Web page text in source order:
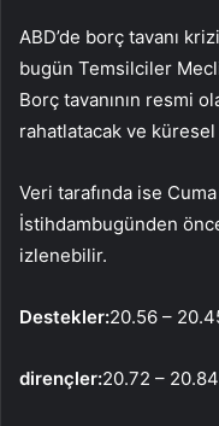
ABD’de borç tavanı
bugün Temsilciler
Borç tavanının resmi
rahatlatacak ve
Veri tarafında ise
İstihdambugünden
izlenebilir.
Destekler:20.56 –
dirençler:20.72 –